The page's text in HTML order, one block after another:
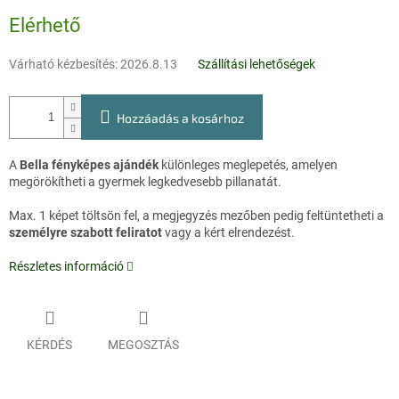
Elérhető
Várható kézbesítés:2026.8.13 Szállítási lehetőségek
Hozzáadás a kosárhoz
A Bella fényképes ajándékkülönleges meglepetés, amelyen
megörökítheti a gyermek legkedvesebb pillanatát.
Max. 1 képet töltsön fel, a megjegyzés mezőben pedig feltüntetheti a
személyre szabott feliratotvagy a kért elrendezést.
Részletes információ
KÉRDÉS MEGOSZTÁS